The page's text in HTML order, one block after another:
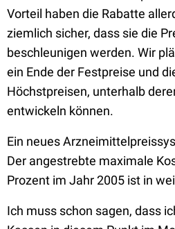
Vorteil haben die Rabatte
ziemlich sicher, dass sie die
beschleunigen werden. Wir
ein Ende der Festpreise und
Höchstpreisen, unterhalb
entwickeln können.
Ein neues
Der angestrebte maximale
Prozent im Jahr 2005 ist in
Ich muss schon sagen, dass